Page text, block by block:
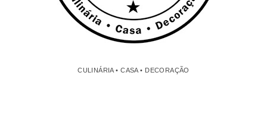
CULINÁRIA • CASA • DECORAÇÃO